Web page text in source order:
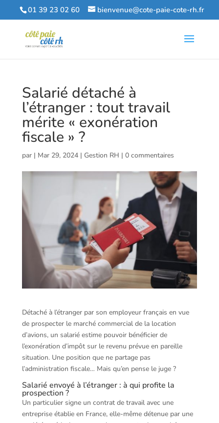
01 39 23 02 60 bienvenue@cote-paie-cote-rh.fr
Salarié détaché à
l’étranger : tout travail
mérite « exonération
fiscale » ?
par | Mar 29, 2024| Gestion RH | 0 commentaires
Détaché à l’étranger par son employeur français en vue
de prospecter le marché commercial de la location
d’avions, un salarié estime pouvoir bénéficier de
l’exonération d’impôt sur le revenu prévue en pareille
situation. Une position que ne partage pas
l’administration fiscale… Mais qu’en pense le juge ?
Salarié envoyé à l’étranger : à qui profite la
prospection ?
Un particulier signe un contrat de travail avec une
entreprise établie en France, elle-même détenue par une